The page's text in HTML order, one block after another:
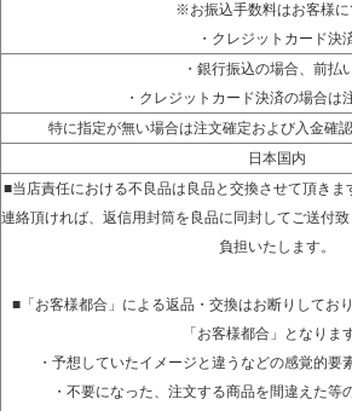
※お振込手数料はお客様に
・クレジットカード決
・銀行振込の場合、前払
・クレジットカード決済の場合は
特に指定が無い場合は注文確定および入金確
日本国内
■当店責任における不良品は良品と交換させて頂き
連絡頂ければ、返信用封筒を良品に同封してご送付
負担いたします。
■「お客様都合」による返品・交換はお断りしてお
「お客様都合」となりま
・予想していたイメージと違うなどの感覚的要
・不要になった、注文する商品を間違えた等